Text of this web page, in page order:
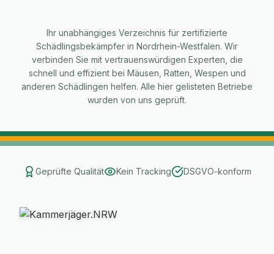
Ihr unabhängiges Verzeichnis für zertifizierte
Schädlingsbekämpfer in Nordrhein-Westfalen. Wir
verbinden Sie mit vertrauenswürdigen Experten, die
schnell und effizient bei Mäusen, Ratten, Wespen und
anderen Schädlingen helfen. Alle hier gelisteten Betriebe
wurden von uns geprüft.
Geprüfte Qualität Kein Tracking DSGVO-konform